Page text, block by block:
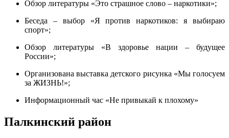
Обзор литературы «Это страшное слово – наркотики»;
Беседа – выбор «Я против наркотиков: я выбираю
спорт»;
Обзор литературы «В здоровье нации – будущее
России»;
Организована выставка детского рисунка «Мы голосуем
за ЖИЗНЬ!»;
Информационный час «Не привыкай к плохому»
Палкинский район